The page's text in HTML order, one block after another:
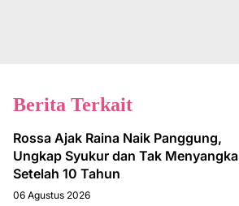
Berita Terkait
Rossa Ajak Raina Naik Panggung,
Ungkap Syukur dan Tak Menyangka
Setelah 10 Tahun
06 Agustus 2026